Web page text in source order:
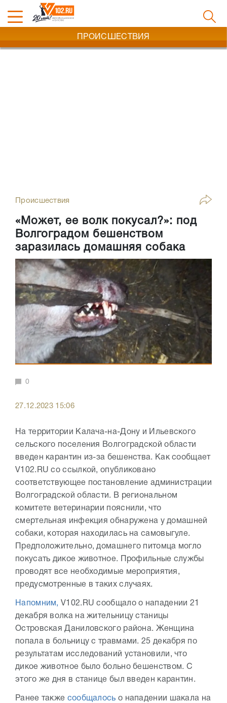
ПРОИСШЕСТВИЯ
Происшествия
«Может, ее волк покусал?»: под
Волгоградом бешенством
заразилась домашняя собака
0
27.12.2023 15:06
На территории Калача-на-Дону и Ильевского
сельского поселения Волгоградской области
введен карантин из-за бешенства. Как сообщает
V102.RU со ссылкой, опубликовано
соответствующее постановление администрации
Волгоградской области. В региональном
комитете ветеринарии пояснили, что
смертельная инфекция обнаружена у домашней
собаки, которая находилась на самовыгуле.
Предположительно, домашнего питомца могло
покусать дикое животное. Профильные службы
проводят все необходимые мероприятия,
предусмотренные в таких случаях.
Напомним, V102.RU сообщало о нападении 21
декабря волка на жительницу станицы
Островская Даниловского района. Женщина
попала в больницу с травмами. 25 декабря по
результатам исследований установили, что
дикое животное было больно бешенством. С
этого же дня в станице был введен карантин.
Ранее также сообщалось о нападении шакала на